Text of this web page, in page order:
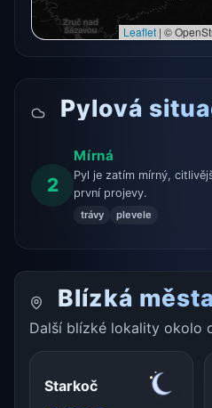
Leaflet | ©
Pylová
2
Mírná
Pyl je zatím mírný,
první projevy.
trávy plevele
Blízká města
Další blízké lokality okolo
Starkoč